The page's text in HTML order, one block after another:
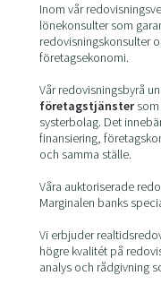
Inom vår
lönekonsulter som
redovisningskonsulter
företagsekonomi.
Vår redovisningsbyrå
företagstjänstersom
systerbolag. Det
finansiering,
och samma ställe.
Våra auktoriserade
Marginalen banks
Vi erbjuder
högre kvalitét på
analys och rådgivning